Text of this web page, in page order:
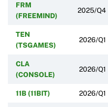
FRM
(FREEMIND)
2025/Q4
TEN
(TSGAMES)
2026/Q1
CLA
(CONSOLE)
2026/Q1
11B (11BIT) 2026/Q1